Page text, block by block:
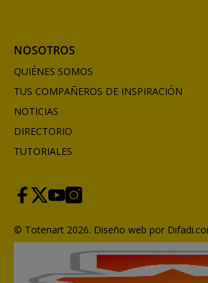
NOSOTROS
QUIÉNES SOMOS
TUS COMPAÑEROS DE INSPIRACIÓN
NOTICIAS
DIRECTORIO
TUTORIALES
© Totenart 2026. Diseño web por